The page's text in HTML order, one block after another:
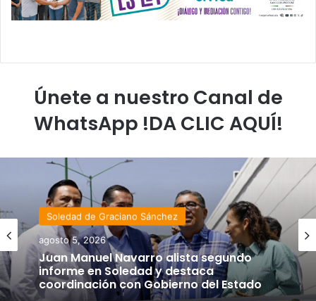
Únete a nuestro Canal de
WhatsApp !DA CLIC AQUÍ!
Soledad de Graciano Sánchez
agosto 5, 2026
Juan Manuel Navarro alista segundo
informe en Soledad y destaca
coordinación con Gobierno del Estado